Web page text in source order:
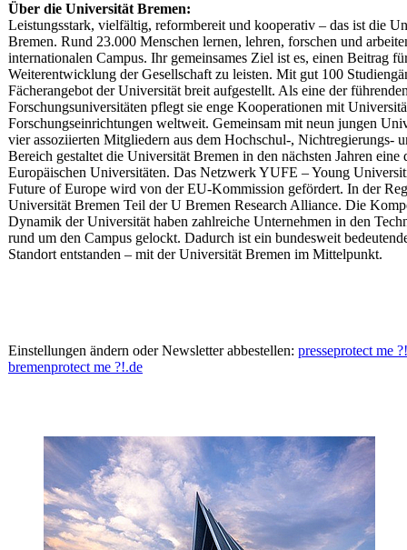
Über die Universität Bremen:
Leistungsstark, vielfältig, reformbereit und kooperativ – das ist die
Bremen. Rund 23.000 Menschen lernen, lehren, forschen und
internationalen Campus. Ihr gemeinsames Ziel ist es, einen Beitrag
Weiterentwicklung der Gesellschaft zu leisten. Mit gut 100
Fächerangebot der Universität breit aufgestellt. Als eine der
Forschungsuniversitäten pflegt sie enge Kooperationen mit
Forschungseinrichtungen weltweit. Gemeinsam mit neun jungen
vier assoziierten Mitgliedern aus dem Hochschul-, Nichtregierungs-
Bereich gestaltet die Universität Bremen in den nächsten Jahren eine
Europäischen Universitäten. Das Netzwerk YUFE – Young
Future of Europe wird von der EU-Kommission gefördert. In der
Universität Bremen Teil der U Bremen Research Alliance. Die
Dynamik der Universität haben zahlreiche Unternehmen in den
rund um den Campus gelockt. Dadurch ist ein bundesweit
Standort entstanden – mit der Universität Bremen im Mittelpunkt.
Einstellungen ändern oder Newsletter abbestellen: presseprotect me ?!
bremenprotect me ?!.de